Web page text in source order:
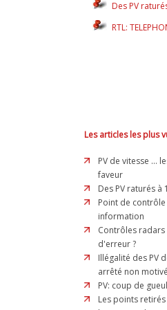
Des PV
RTL:
Les articles les plus
PV de vitesse ...
faveur
Des PV raturés à
Point de
information
Contrôles
d'erreur ?
Illégalité des PV
arrêté non motivé
PV: coup de
Les points